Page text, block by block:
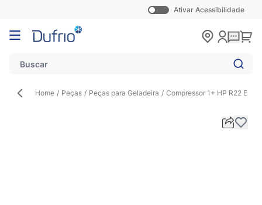
Ativar Acessibilidade
Pular para o conteúdo
Home / Peças / Peças para Geladeira / Compressor 1+ HP R22